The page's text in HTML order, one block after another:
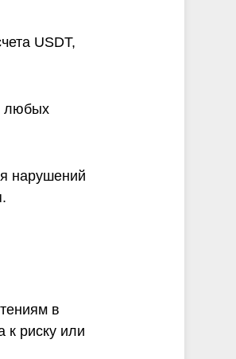
USDT,
любых
нарушений
в
к риску или